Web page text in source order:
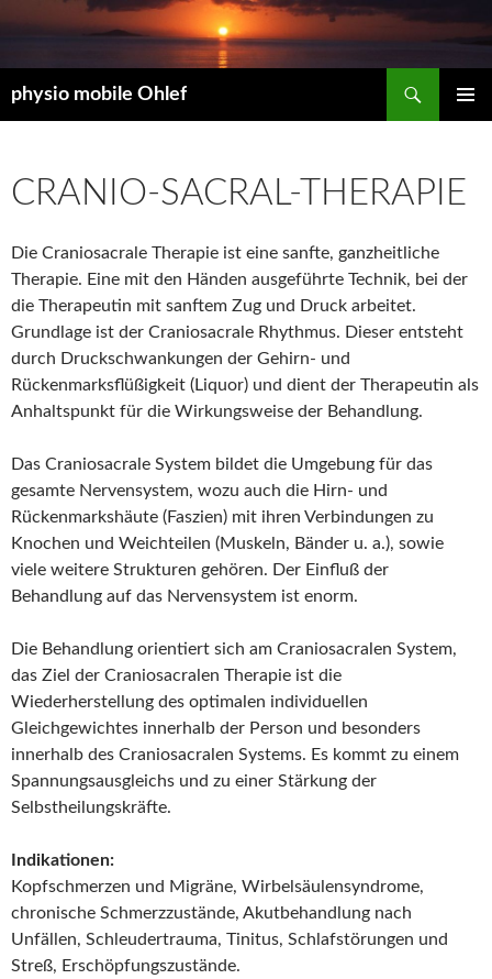
physio mobile Ohlef
CRANIO-SACRAL-THERAPIE
Die Craniosacrale Therapie ist eine sanfte, ganzheitliche
Therapie. Eine mit den Händen ausgeführte Technik, bei der
die Therapeutin mit sanftem Zug und Druck arbeitet.
Grundlage ist der Craniosacrale Rhythmus. Dieser entsteht
durch Druckschwankungen der Gehirn- und
Rückenmarksflüßigkeit (Liquor) und dient der Therapeutin als
Anhaltspunkt für die Wirkungsweise der Behandlung.
Das Craniosacrale System bildet die Umgebung für das
gesamte Nervensystem, wozu auch die Hirn- und
Rückenmarkshäute (Faszien) mit ihren Verbindungen zu
Knochen und Weichteilen (Muskeln, Bänder u. a.), sowie
viele weitere Strukturen gehören. Der Einfluß der
Behandlung auf das Nervensystem ist enorm.
Die Behandlung orientiert sich am Craniosacralen System,
das Ziel der Craniosacralen Therapie ist die
Wiederherstellung des optimalen individuellen
Gleichgewichtes innerhalb der Person und besonders
innerhalb des Craniosacralen Systems. Es kommt zu einem
Spannungsausgleichs und zu einer Stärkung der
Selbstheilungskräfte.
Indikationen:
Kopfschmerzen und Migräne, Wirbelsäulensyndrome,
chronische Schmerzzustände, Akutbehandlung nach
Unfällen, Schleudertrauma, Tinitus, Schlafstörungen und
Streß, Erschöpfungszustände.